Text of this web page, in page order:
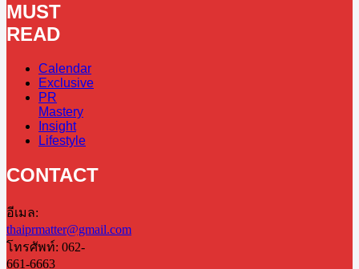
MUST
READ
Calendar
Exclusive
PR
Mastery
Insight
Lifestyle
CONTACT
อีเมล:
thaiprmatter@gmail.com
โทรศัพท์: 062-
661-6663